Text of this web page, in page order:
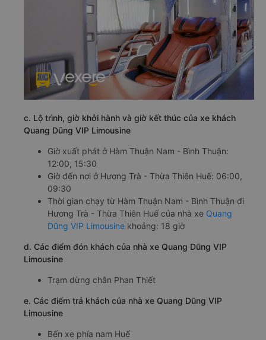
c. Lộ trình, giờ khởi hành và giờ kết thúc của xe khách
Quang Dũng VIP Limousine
Giờ xuất phát ở Hàm Thuận Nam - Bình Thuận:
12:00, 15:30
Giờ đến nơi ở Hương Trà - Thừa Thiên Huế: 06:00,
09:30
Thời gian chạy từ Hàm Thuận Nam - Bình Thuận đi
Hương Trà - Thừa Thiên Huế của nhà xe Quang
Dũng VIP Limousine khoảng: 18 giờ
d. Các điểm đón khách của nhà xe Quang Dũng VIP
Limousine
Trạm dừng chân Phan Thiết
e. Các điểm trả khách của nhà xe Quang Dũng VIP
Limousine
Bến xe phía nam Huế